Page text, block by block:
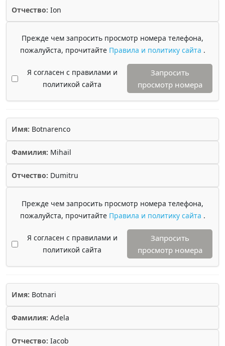
Отчество: Ion
Прежде чем запросить просмотр номера телефона,
пожалуйста, прочитайте Правила и политику сайта .
Я согласен с правилами и
политикой сайта
Запросить
просмотр номера
Имя: Botnarenco
Фамилия: Mihail
Отчество: Dumitru
Прежде чем запросить просмотр номера телефона,
пожалуйста, прочитайте Правила и политику сайта .
Я согласен с правилами и
политикой сайта
Запросить
просмотр номера
Имя: Botnari
Фамилия: Adela
Отчество: Iacob